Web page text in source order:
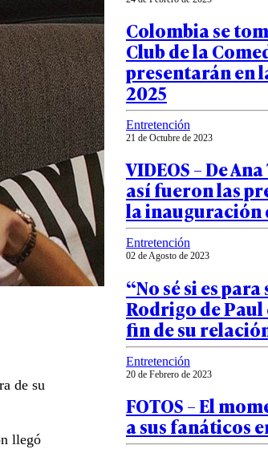
de su
llegó
Colombia se
Club de la
presentarán en
2025
Entretención
21 de Octubre de 2023
VIDEOS – De
así fueron las
la inauguración
Entretención
02 de Agosto de 2023
“No sé si es
Rodrigo de
fin de su
Entretención
20 de Febrero de 2023
FOTOS – El
a sus fanáticos